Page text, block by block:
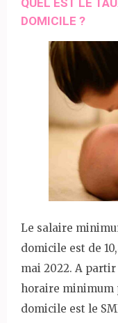
DOMICILE ?
Le salaire
domicile est de
mai 2022. A
horaire minimum
domicile est le